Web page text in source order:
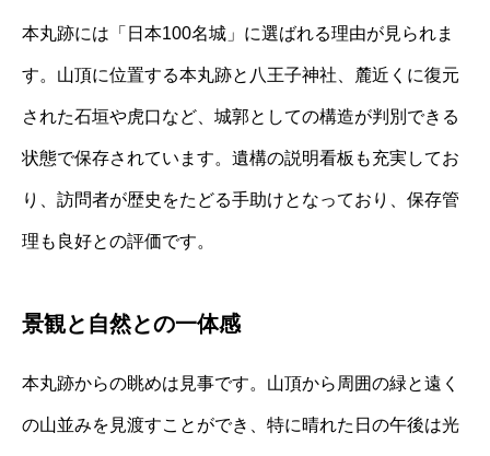
本丸跡には「日本100名城」に選ばれる理由が見られま
す。山頂に位置する本丸跡と八王子神社、麓近くに復元
された石垣や虎口など、城郭としての構造が判別できる
状態で保存されています。遺構の説明看板も充実してお
り、訪問者が歴史をたどる手助けとなっており、保存管
理も良好との評価です。
景観と自然との一体感
本丸跡からの眺めは見事です。山頂から周囲の緑と遠く
の山並みを見渡すことができ、特に晴れた日の午後は光